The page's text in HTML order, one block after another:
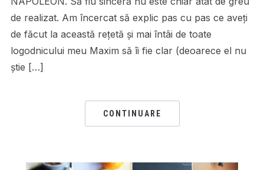
de realizat. Am încercat să explic pas cu pas ce aveți
de făcut la această rețetă și mai întâi de toate
logodnicului meu Maxim să îi fie clar (deoarece el nu
știe […]
CONTINUARE